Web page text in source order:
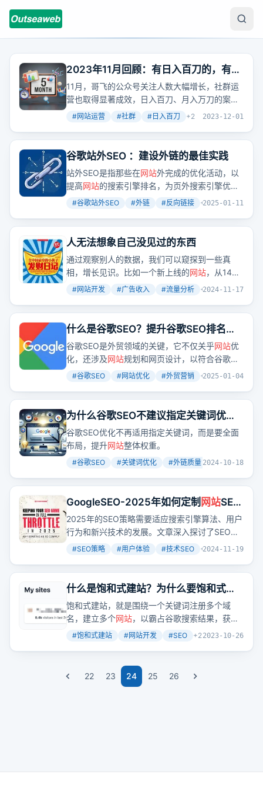
2023年11月回顾：有日入百刀的，有月
入万刀的，也有日UV破万的，还有才上
第一个网站的，大家都是好样的
11月，哥飞的公众号关注人数大幅增长，社群运
营也取得显著成效，日入百刀、月入万刀的案例
不断涌现。
#网站运营 #社群 # 日入百刀 +2 2023-12-01
谷歌站外SEO ：建设外链的最佳实践
站外SEO是指那些在网站外完成的优化活动，以
提高网站的搜索引擎排名，为页外搜索引擎优化
建立反向链接、鼓励品牌搜索以及增加社交媒体
你投信任票，当你获得越多的反向链接，意味着
你的内容受到越多人的信任，网站排名自然将受
到积极影响。
#谷歌站外SEO #外链 #反向链接 +5
2025-01-11
人无法想象自己没见过的东西
通过观察别人的数据，我们可以窥探到一些真
相，增长见识。比如一个新上线的网站，从14号
开始放广告到今天，收入已经达到六百多美元。
#网站开发 #广告收入 #流量分析 +3
2024-11-17
什么是谷歌SEO？提升谷歌SEO排名必
须掌握的5大要点！
谷歌SEO是外贸领域的关键，它不仅关乎网站优
化，还涉及网站规划和网页设计，以符合谷歌的
排名规则，确保网站在内容、结构、链接上获得
#谷歌SEO #网站优化 #外贸营销 +2
2025-01-04
为什么谷歌SEO不建议指定关键词优
化？
谷歌SEO优化不再适用指定关键词，而是要全面
布局，提升网站整体权重。
#谷歌SEO #关键词优化 #外链质量 +2
2024-10-18
GoogleSEO-2025年如何定制 网站SEO
策略和优化方案
2025年的SEO策略需要适应搜索引擎算法、用户
行为和新兴技术的发展。文章深入探讨了SEO的
基本原理，核心组成部分，并介绍了强大SEO策
术优化、用户体验和链接建设的重要性。
#SEO策略 #用户体验 #技术SEO +2
2024-11-19
什么是饱和式建站？为什么要饱和式建
站？怎么实现饱和式建站？
饱和式建站，就是围绕一个关键词注册多个域
名，建立多个网站，以霸占谷歌搜索结果，获取
更多流量。这种方法能提高
网站在搜索结果中的
#饱和式建站 #网站开发 #SEO +22023-10-26
22 23 24 25 26